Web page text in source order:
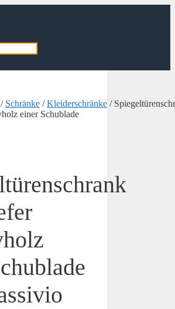
/ Schränke /Kleiderschränke /
einer Schublade